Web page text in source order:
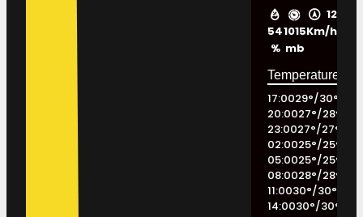
54
%
1015
mb
12
Km/h
17:0029°/30°
20:0027°/28°
23:0027°/27°
02:0025°/25°
05:0025°/25°
08:0028°/28°
11:0030°/30°
14:0030°/30°